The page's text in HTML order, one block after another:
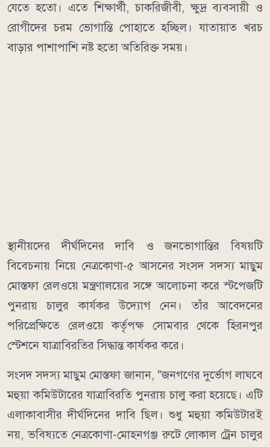
যেতে হতো। এতে শিক্ষার্থী, চাকরিজীবী, ক্ষুদ্র ব্যবসায়ী ও
রোগীদের চরম ভোগান্তি পোহাতে হচ্ছিল। যাতায়াত খরচ
বাড়ার পাশাপাশি নষ্ট হতো অতিরিক্ত সময়।
স্থানীয়দের দীর্ঘদিনের দাবি ও জনভোগান্তির বিষয়টি
বিবেচনায় নিয়ে নেত্রকোণা-৫ আসনের সংসদ সদস্য মাছুম
মোস্তফা রেলওয়ে মন্ত্রণালয়ের সঙ্গে আলোচনা করে স্টপেজটি
পুনরায় চালুর কার্যকর উদ্যোগ নেন। তাঁর আবেদনের
পরিপ্রেক্ষিতে রেলওয়ে কর্তৃপক্ষ সোমবার থেকে হিরনপুর
স্টেশনে যাত্রাবিরতির সিদ্ধান্ত কার্যকর করে।
সংসদ সদস্য মাছুম মোস্তফা জানান, "জনগণের দুর্ভোগ লাঘবে
মহুয়া কমিউটারের যাত্রাবিরতি পুনরায় চালু করা হয়েছে। এটি
এলাকাবাসীর দীর্ঘদিনের দাবি ছিল। শুধু মহুয়া কমিউটারই
নয়, ভবিষ্যতে নেত্রকোণা-মোহনগঞ্জ রুটে লোকাল ট্রেন চালুর